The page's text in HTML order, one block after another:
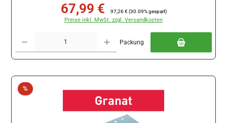
Verkaufspreis:
67,99 € 97,26 € (30.09% gespart)
Preise inkl. MwSt. zzgl. Versandkosten
Packung
%Rabatt